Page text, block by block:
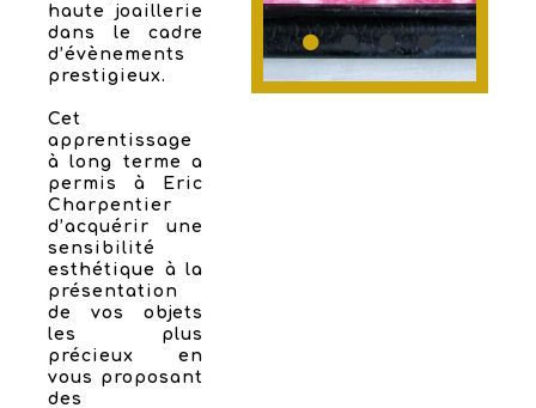
haute joaillerie
dans le cadre
d’évènements
prestigieux.
Cet
apprentissage
à long terme a
permis à Eric
Charpentier
d’acquérir une
sensibilité
esthétique à la
présentation
de vos objets
les plus
précieux en
vous proposant
des